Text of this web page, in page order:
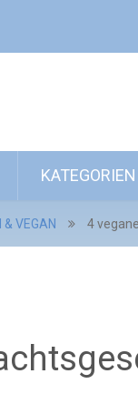
KATEGORIEN
& VEGAN 4